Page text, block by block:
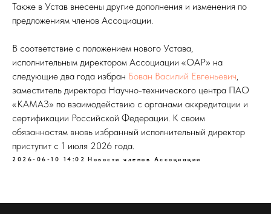
Также в Устав внесены другие дополнения и изменения по
предложениям членов Ассоциации.
В соответствие с положением нового Устава,
исполнительным директором Ассоциации «ОАР» на
следующие два года избран Бован Василий Евгеньевич,
заместитель директора Научно-технического центра ПАО
«КАМАЗ» по взаимодействию с органами аккредитации и
сертификации Российской Федерации. К своим
обязанностям вновь избранный исполнительный директор
приступит с 1 июля 2026 года.
2026-06-10 14:02 Новости членов Ассоциации